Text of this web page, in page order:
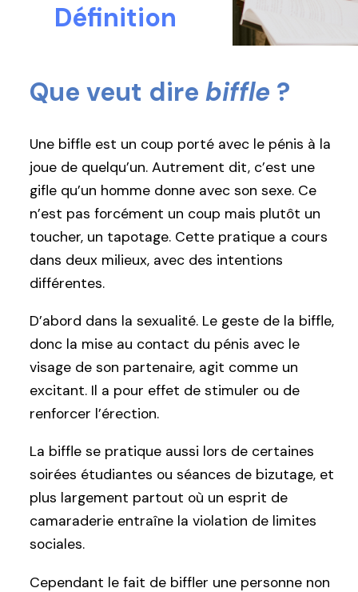
Définition
Que veut dire biffle ?
Une biffle est un coup porté avec le pénis à la
joue de quelqu’un. Autrement dit, c’est une
gifle qu’un homme donne avec son sexe. Ce
n’est pas forcément un coup mais plutôt un
toucher, un tapotage. Cette pratique a cours
dans deux milieux, avec des intentions
différentes.
D’abord dans la sexualité. Le geste de la biffle,
donc la mise au contact du pénis avec le
visage de son partenaire, agit comme un
excitant. Il a pour effet de stimuler ou de
renforcer l’érection.
La biffle se pratique aussi lors de certaines
soirées étudiantes ou séances de bizutage, et
plus largement partout où un esprit de
camaraderie entraîne la violation de limites
sociales.
Cependant le fait de biffler une personne non